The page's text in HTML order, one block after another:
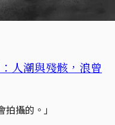
人潮與殘骸，浪曾
攝的。」